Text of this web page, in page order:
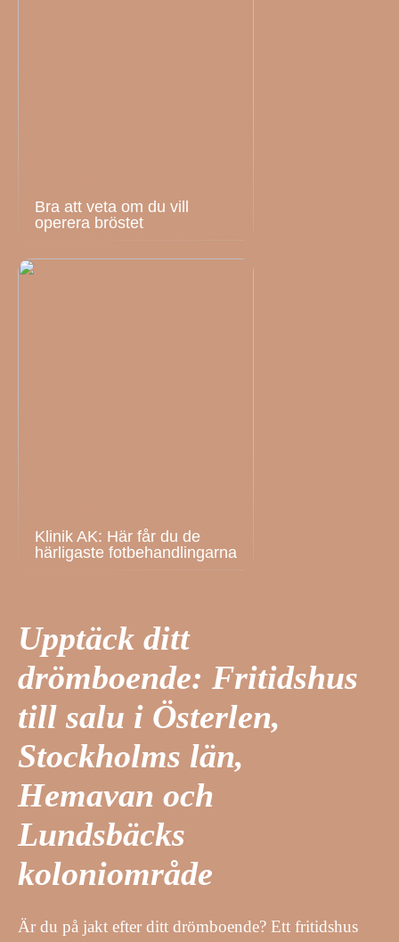
Bra att veta om du vill
operera bröstet
Klinik AK: Här får du de
härligaste fotbehandlingarna
Upptäck ditt
drömboende: Fritidshus
till salu i Österlen,
Stockholms län,
Hemavan och
Lundsbäcks
koloniområde
Är du på jakt efter ditt drömboende? Ett fritidshus